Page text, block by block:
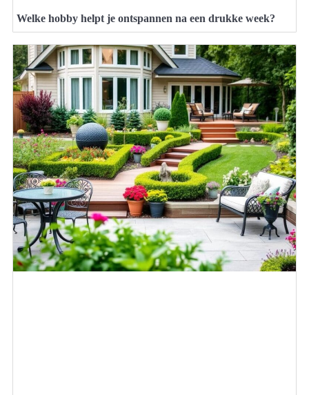
Welke hobby helpt je ontspannen na een drukke week?